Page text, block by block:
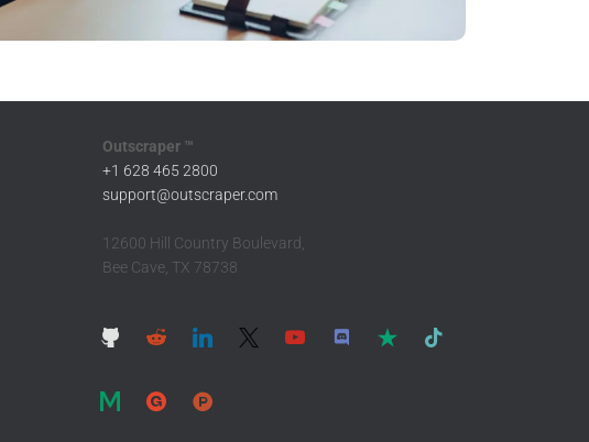
Outscraper ™
+1 628 465 2800
support@outscraper.com
12600 Hill Country Boulevard,
Bee Cave, TX 78738